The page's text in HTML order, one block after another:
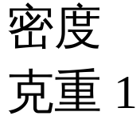
密度
克重